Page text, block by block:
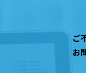
ご
お